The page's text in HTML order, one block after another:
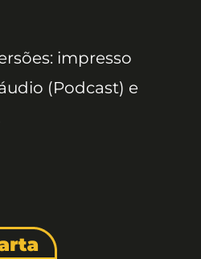
impresso
(Podcast) e